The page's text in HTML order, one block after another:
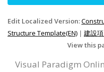
Edit Localized Version:
Structure Template(EN) | 建設
View this
Visual Paradigm